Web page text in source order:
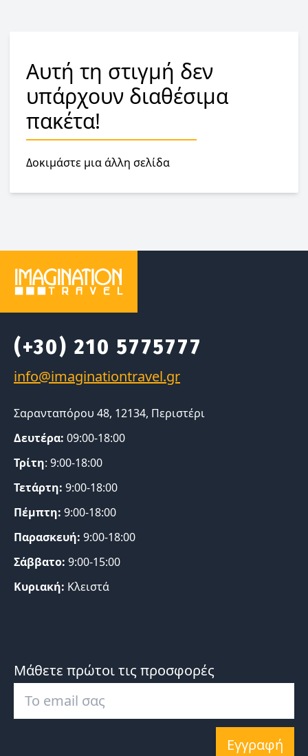
Αυτή τη στιγμή δεν
υπάρχουν διαθέσιμα
πακέτα!
Δοκιμάστε μια άλλη σελίδα
(+30) 210 5775777
Σαρανταπόρου 48, 12134, Περιστέρι
Δευτέρα: 09:00-18:00
Τρίτη: 9:00-18:00
Τετάρτη: 9:00-18:00
Πέμπτη: 9:00-18:00
Παρασκευή: 9:00-18:00
Σάββατο: 9:00-15:00
Κυριακή: Κλειστά
Μάθετε πρώτοι τις προσφορές
Εγγραφή